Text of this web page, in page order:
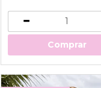
Comprar